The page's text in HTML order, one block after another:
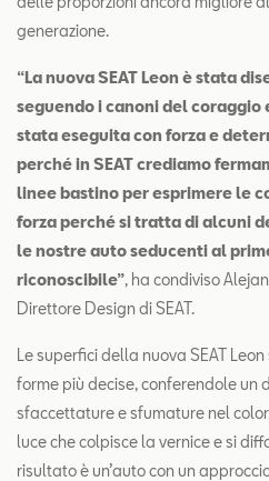
generazione.
“La nuova SEAT Leon è stata
seguendo i canoni del coraggio
stata eseguita con forza e
perché in SEAT crediamo
linee bastino per esprimere le
forza perché si tratta di alcuni
le nostre auto seducenti al
riconoscibile”, ha condiviso
Direttore Design di SEAT.
Le superfici della nuova SEAT
forme più decise, conferendole un
sfaccettature e sfumature nel
luce che colpisce la vernice e si
risultato è un’auto con un